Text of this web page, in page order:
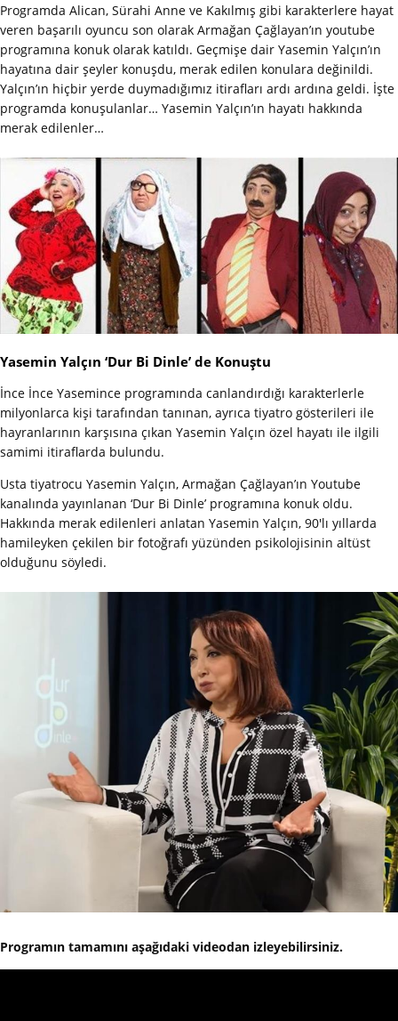
Programda Alican, Sürahi Anne ve Kakılmış gibi karakterlere hayat
veren başarılı oyuncu son olarak Armağan Çağlayan’ın youtube
programına konuk olarak katıldı. Geçmişe dair Yasemin Yalçın’ın
hayatına dair şeyler konuşdu, merak edilen konulara değinildi.
Yalçın’ın hiçbir yerde duymadığımız itirafları ardı ardına geldi. İşte
programda konuşulanlar… Yasemin Yalçın’ın hayatı hakkında
merak edilenler…
Yasemin Yalçın ‘Dur Bi Dinle’ de Konuştu
İnce İnce Yasemince programında canlandırdığı karakterlerle
milyonlarca kişi tarafından tanınan, ayrıca tiyatro gösterileri ile
hayranlarının karşısına çıkan Yasemin Yalçın özel hayatı ile ilgili
samimi itiraflarda bulundu.
Usta tiyatrocu Yasemin Yalçın, Armağan Çağlayan’ın Youtube
kanalında yayınlanan ‘Dur Bi Dinle’ programına konuk oldu.
Hakkında merak edilenleri anlatan Yasemin Yalçın, 90'lı yıllarda
hamileyken çekilen bir fotoğrafı yüzünden psikolojisinin altüst
olduğunu söyledi.
Programın tamamını aşağıdaki videodan izleyebilirsiniz.